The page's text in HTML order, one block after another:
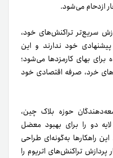
ازدحام می‌شود.
سریع‌تر تراکنش‌های خود،‌
خود ندارند و این
برای بهای کارمزدها می‌شود؛
خرد، صرفه اقتصادی خود
حوزه بلاک چین،
دو را برای بهبود معضل
راهکارها به‌گونه‌ای طراحی
پردازش تراکنش‌های اتریوم را